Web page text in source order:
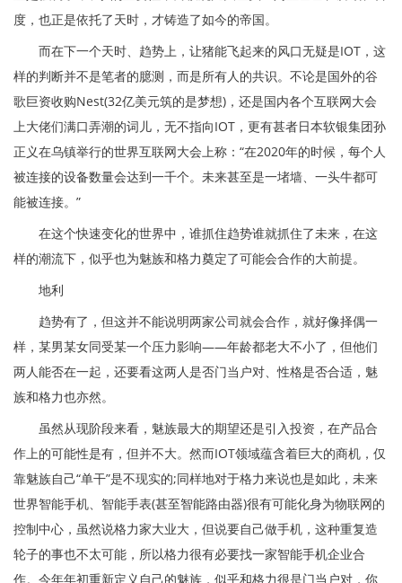
度，也正是依托了天时，才铸造了如今的帝国。
而在下一个天时、趋势上，让猪能飞起来的风口无疑是IOT，这
样的判断并不是笔者的臆测，而是所有人的共识。不论是国外的谷
歌巨资收购Nest(32亿美元筑的是梦想)，还是国内各个互联网大会
上大佬们满口弄潮的词儿，无不指向IOT，更有甚者日本软银集团孙
正义在乌镇举行的世界互联网大会上称：“在2020年的时候，每个人
被连接的设备数量会达到一千个。未来甚至是一堵墙、一头牛都可
能被连接。”
在这个快速变化的世界中，谁抓住趋势谁就抓住了未来，在这
样的潮流下，似乎也为魅族和格力奠定了可能会合作的大前提。
地利
趋势有了，但这并不能说明两家公司就会合作，就好像择偶一
样，某男某女同受某一个压力影响——年龄都老大不小了，但他们
两人能否在一起，还要看这两人是否门当户对、性格是否合适，魅
族和格力也亦然。
虽然从现阶段来看，魅族最大的期望还是引入投资，在产品合
作上的可能性是有，但并不大。然而IOT领域蕴含着巨大的商机，仅
靠魅族自己“单干”是不现实的;同样地对于格力来说也是如此，未来
世界智能手机、智能手表(甚至智能路由器)很有可能化身为物联网的
控制中心，虽然说格力家大业大，但说要自己做手机，这种重复造
轮子的事也不太可能，所以格力很有必要找一家智能手机企业合
作。今年年初重新定义自己的魅族，似乎和格力很是门当户对，你